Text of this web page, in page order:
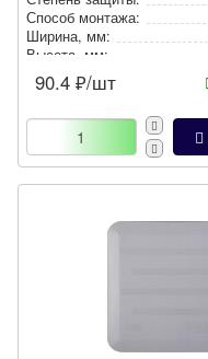
Способ монтажа:
Ширина, мм:
Высота, мм:
Глубина, мм:
90.4 ₽/шт